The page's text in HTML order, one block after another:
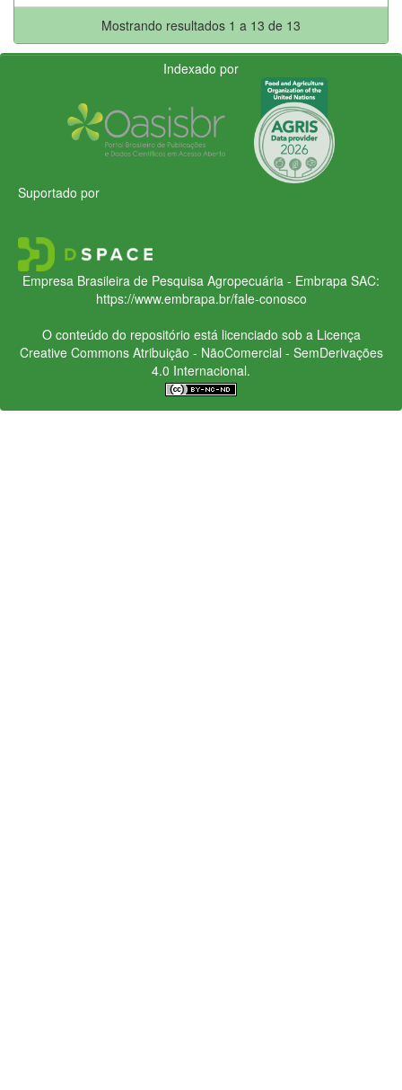
Mostrando resultados 1 a 13 de 13
Indexado por
Suportado por
Empresa Brasileira de Pesquisa Agropecuária - Embrapa SAC:
https://www.embrapa.br/fale-conosco
O conteúdo do repositório está licenciado sob a Licença
Creative CommonsAtribuição - NãoComercial - SemDerivações
4.0 Internacional.